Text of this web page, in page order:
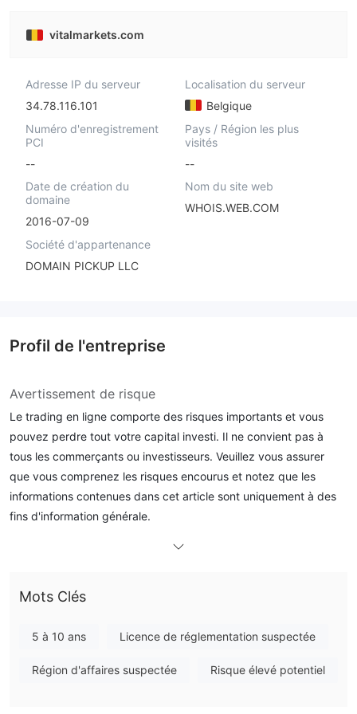
vitalmarkets.com
Adresse IP du serveur
34.78.116.101
Localisation du serveur
Belgique
Numéro d'enregistrement
PCI
--
Pays / Région les plus
visités
--
Date de création du
domaine
2016-07-09
Nom du site web
WHOIS.WEB.COM
Société d'appartenance
DOMAIN PICKUP LLC
Profil de l'entreprise
Avertissement de risque
Le trading en ligne comporte des risques importants et vous
pouvez perdre tout votre capital investi. Il ne convient pas à
tous les commerçants ou investisseurs. Veuillez vous assurer
que vous comprenez les risques encourus et notez que les
informations contenues dans cet article sont uniquement à des
fins d'information générale.
divers instruments financiers, y compris le forex, les indices, les
plateformes de trading metatrader 4 et metatrader 5. le courtier
Mots Clés
5 à 10 ans Licence de réglementation suspectée
Région d'affaires suspectée Risque élevé potentiel